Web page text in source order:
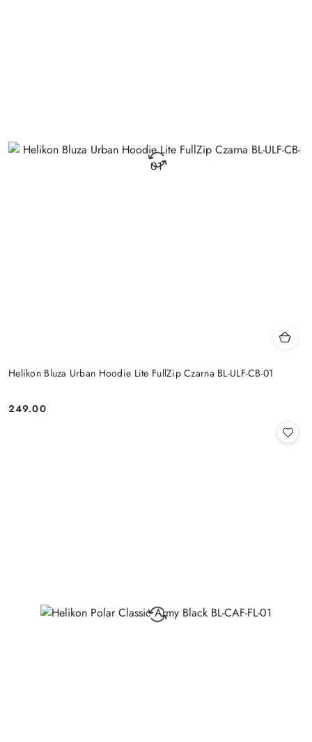
Helikon Bluza Urban Hoodie Lite FullZip Czarna BL-ULF-CB-01
Cena:
249.00